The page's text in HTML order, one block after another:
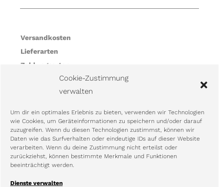
Cookie-Zustimmung
verwalten
Um dir ein optimales Erlebnis zu bieten, verwenden wir Technologien
wie Cookies, um Geräteinformationen zu speichern und/oder darauf
zuzugreifen. Wenn du diesen Technologien zustimmst, können wir
Daten wie das Surfverhalten oder eindeutige IDs auf dieser Website
verarbeiten. Wenn du deine Zustimmung nicht erteilst oder
zurückziehst, können bestimmte Merkmale und Funktionen
beeinträchtigt werden.
Dienste verwalten
Versandkosten
Lieferarten
Zahlungsarten
Vertrag widerrufen
Impressum
AGB
Datenschutzerklärung
Cookie-Richtlinie (EU)